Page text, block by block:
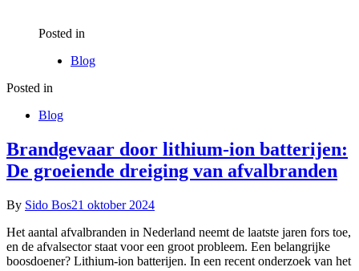
Posted in
Blog
Posted in
Blog
Brandgevaar door lithium-ion batterijen:
De groeiende dreiging van afvalbranden
By Sido Bos21 oktober 2024
Het aantal afvalbranden in Nederland neemt de laatste jaren fors toe,
en de afvalsector staat voor een groot probleem. Een belangrijke
boosdoener? Lithium-ion batterijen. In een recent onderzoek van het